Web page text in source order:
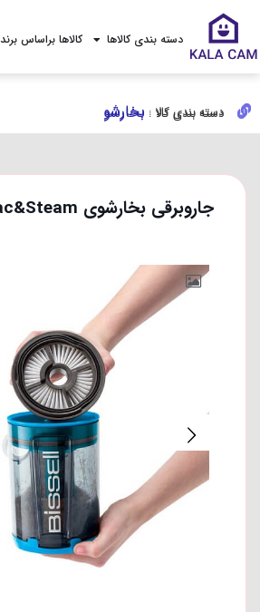
دسته بندی کالاها کالاها براساس برند
دسته بندی کالا : بخارشو دسته بندی کالا : بخارشو
جاروبرقی بخارشوی Vac&Steam – جاروبرقی – بخارشوی